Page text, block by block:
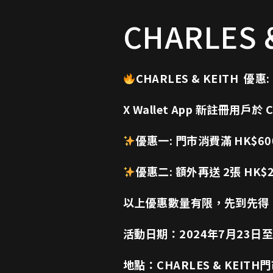
CHARLES
CHARLES & KEITH 優惠:
X Wallet App 新註冊用戶於
優惠一: 門市消費滿
優惠二: 額外再送 2張
以上優惠數量有限，先到先得
活動日期：2024年7月23日
地點：CHARLES & KEITH